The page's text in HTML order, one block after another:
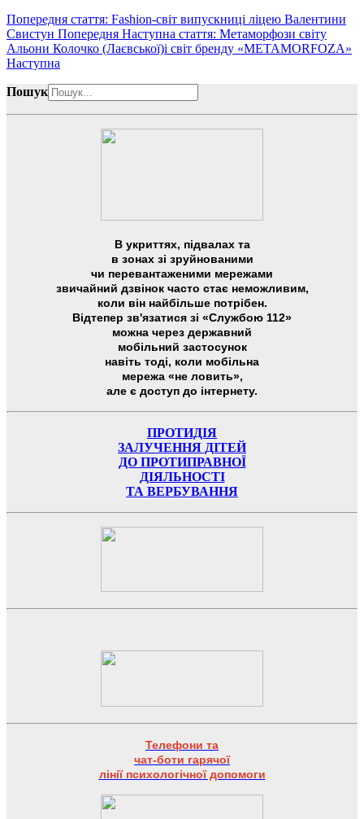
Попередня стаття: Fashion-світ випускниці ліцею Валентини
Свистун Попередня Наступна стаття: Метаморфози світу
Альони Колочко (Лаєвської)і світ бренду «METAMORFOZA»
Наступна
Пошук
В укриттях, підвалах та
в зонах зі зруйнованими
чи перевантаженими мережами
звичайний дзвінок часто стає неможливим,
коли він найбільше потрібен.
Відтепер зв'язатися зі «Службою 112»
можна через державний
мобільний застосунок
навіть тоді, коли мобільна
мережа «не ловить»,
але є доступ до інтернету.
ПРОТИДІЯ
ЗАЛУЧЕННЯ ДІТЕЙ
ДО ПРОТИПРАВНОЇ
ДІЯЛЬНОСТІ
ТА ВЕРБУВАННЯ
Телефони та
чат-боти гарячої
лінії психологічної допомоги